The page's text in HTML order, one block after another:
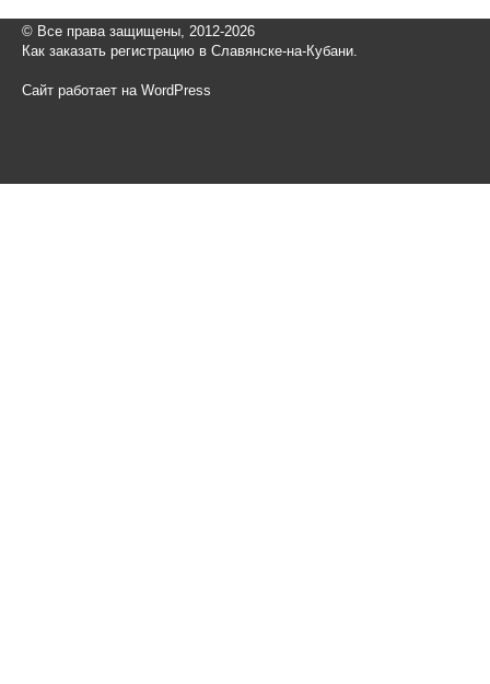
© Все права защищены, 2012-2026
Как заказать регистрацию в Славянске-на-Кубани.
Сайт работает на WordPress